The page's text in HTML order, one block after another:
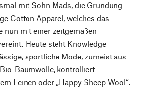
mit Sohn Mads, die Gründung
Cotton Apparel, welches das
nun mit einer zeitgemäßen
Heute steht Knowledge
sportliche Mode, zumeist aus
Baumwolle, kontrolliert
Leinen oder „Happy Sheep Wool“.